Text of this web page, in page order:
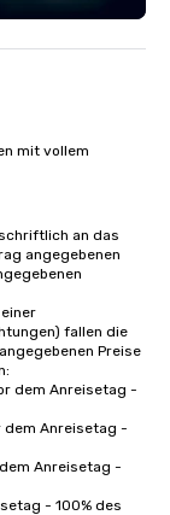
mit vollem
an das
angegebenen
fallen die
Preise
dem Anreisetag -
dem Anreisetag -
Anreisetag -
- 100% des